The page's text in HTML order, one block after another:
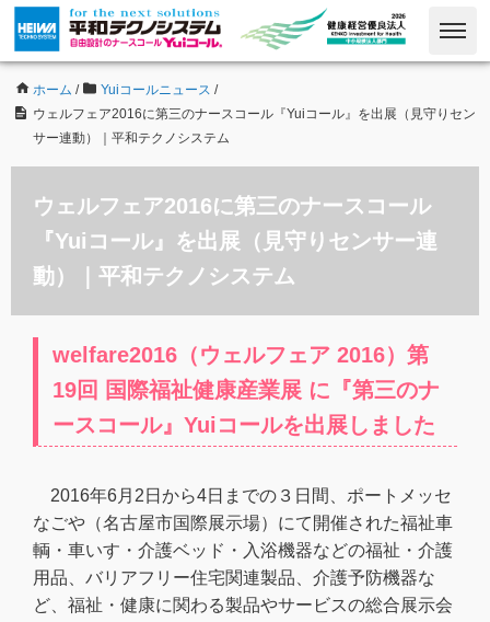
ホーム / Yuiコールニュース /
ウェルフェア2016に第三のナースコール『Yuiコール』を出展（見守りセン
サー連動）｜平和テクノシステム
ウェルフェア2016に第三のナースコール
『Yuiコール』を出展（見守りセンサー連
動）｜平和テクノシステム
welfare2016（ウェルフェア 2016）第
19回 国際福祉健康産業展 に『第三のナ
ースコール』Yuiコールを出展しました
2016年6月2日から4日までの３日間、ポートメッセ
なごや（名古屋市国際展示場）にて開催された福祉車
輌・車いす・介護ベッド・入浴機器などの福祉・介護
用品、バリアフリー住宅関連製品、介護予防機器な
ど、福祉・健康に関わる製品やサービスの総合展示会